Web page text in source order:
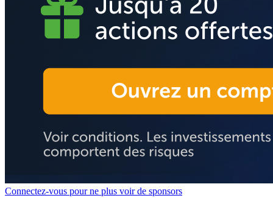
Connectez-vous pour ne plus voir de sponsors